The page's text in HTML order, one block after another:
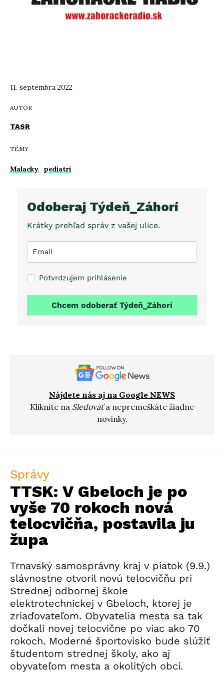
11. septembra 2022
AUTOR
TASR
TÉMY
Malacky, pediatri
Odoberaj Týdeň_Záhorí
Krátky prehľad správ z vašej ulice.
Potvrdzujem prihlásenie
Chcem odoberať Týdeň_Záhorí
Nájdete nás aj na Google NEWS
Kliknite na Sledovaťa nepremeškáte žiadne
novinky.
Správy
TTSK: V Gbeloch je po
vyše 70 rokoch nová
telocvičňa, postavila ju
župa
Trnavský samosprávny kraj v piatok (9.9.)
slávnostne otvoril novú telocvičňu pri
Strednej odbornej škole
elektrotechnickej v Gbeloch, ktorej je
zriaďovateľom. Obyvatelia mesta sa tak
dočkali novej telocvične po viac ako 70
rokoch. Moderné športovisko bude slúžiť
študentom strednej školy, ako aj
obyvateľom mesta a okolitých obcí.